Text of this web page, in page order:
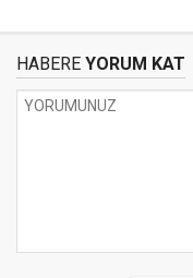
HABERE YORUM KAT